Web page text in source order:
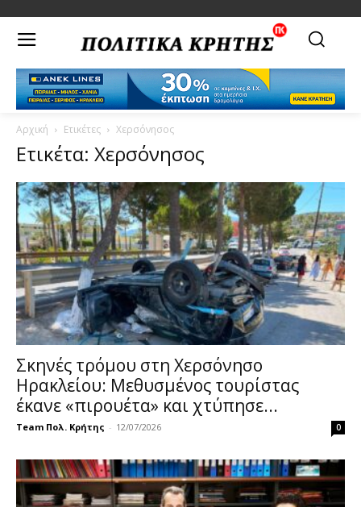
Αρχική Ετικέτες Χερσόνησος
Ετικέτα: Χερσόνησος
Σκηνές τρόμου στη Χερσόνησο
Ηρακλείου: Μεθυσμένος τουρίστας
έκανε «πιρουέτα» και χτύπησε...
Team Πολ. Κρήτης - 12/07/2026 0